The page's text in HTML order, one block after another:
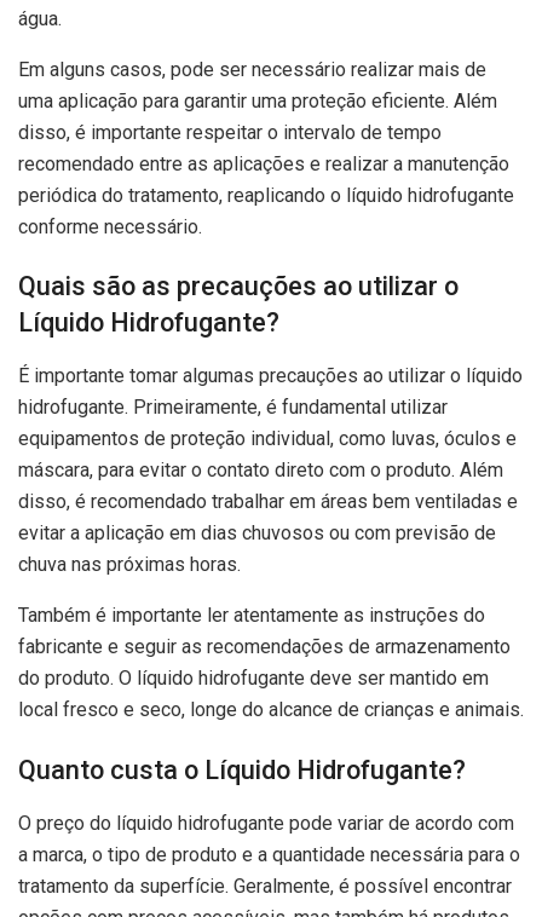
água.
Em alguns casos, pode ser necessário realizar mais de
uma aplicação para garantir uma proteção eficiente. Além
disso, é importante respeitar o intervalo de tempo
recomendado entre as aplicações e realizar a manutenção
periódica do tratamento, reaplicando o líquido hidrofugante
conforme necessário.
Quais são as precauções ao utilizar o
Líquido Hidrofugante?
É importante tomar algumas precauções ao utilizar o líquido
hidrofugante. Primeiramente, é fundamental utilizar
equipamentos de proteção individual, como luvas, óculos e
máscara, para evitar o contato direto com o produto. Além
disso, é recomendado trabalhar em áreas bem ventiladas e
evitar a aplicação em dias chuvosos ou com previsão de
chuva nas próximas horas.
Também é importante ler atentamente as instruções do
fabricante e seguir as recomendações de armazenamento
do produto. O líquido hidrofugante deve ser mantido em
local fresco e seco, longe do alcance de crianças e animais.
Quanto custa o Líquido Hidrofugante?
O preço do líquido hidrofugante pode variar de acordo com
a marca, o tipo de produto e a quantidade necessária para o
tratamento da superfície. Geralmente, é possível encontrar